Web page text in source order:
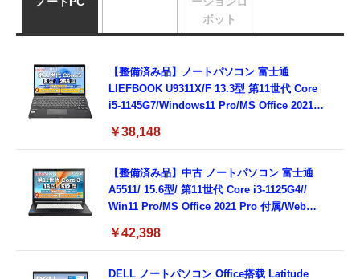
【整備済み品】ノートパソコン 富士通
LIEFBOOK U9311X/F 13.3型 第11世代 Core
i5-1145G7/Windows11 Pro/MS Office 2021搭
Type-C/360度回転対応/有線静音マウス付
8GB,SSD256GB)
￥38,148
【整備済み品】中古 ノートパソコン 富士通
A5511/ 15.6型/ 第11世代 Core i3-1125G4//
Win11 Pro/MS Office 2021 Pro 付属/Webカ
3.0)/ 有線静音マウス付属/ 180日保証（メモリ
￥42,398
DELL ノートパソコン Office搭载 Latitude
ボット